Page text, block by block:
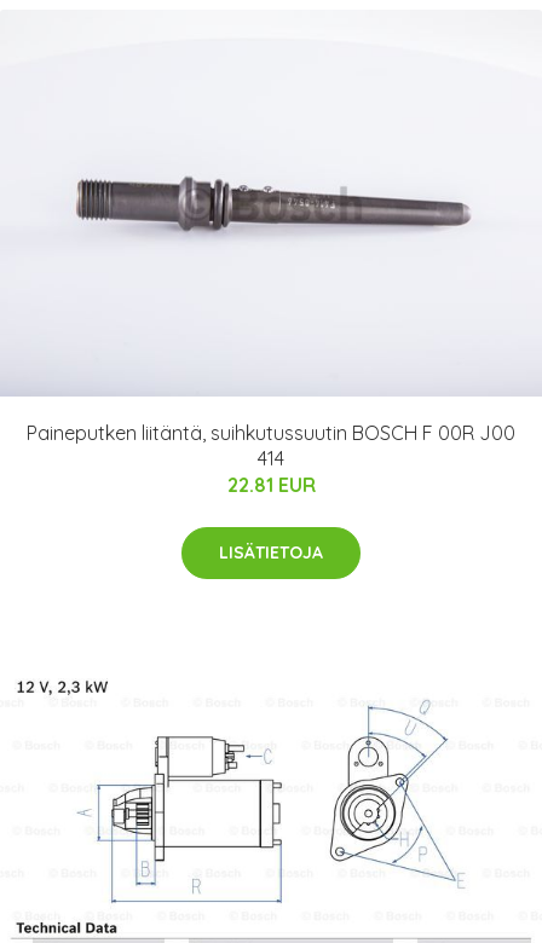
Paineputken liitäntä, suihkutussuutin BOSCH F 00R J00
414
22.81 EUR
LISÄTIETOJA